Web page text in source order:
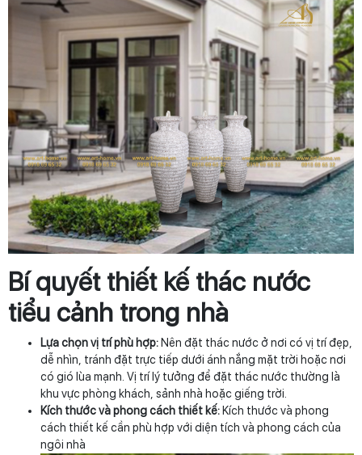
Bí quyết thiết kế thác nước
tiểu cảnh trong nhà
Lựa chọn vị trí phù hợp: Nên đặt thác nước ở nơi có vị trí đẹp,
dễ nhìn, tránh đặt trực tiếp dưới ánh nắng mặt trời hoặc nơi
có gió lùa mạnh. Vị trí lý tưởng để đặt thác nước thường là
khu vực phòng khách, sảnh nhà hoặc giếng trời.
Kích thước và phong cách thiết kế: Kích thước và phong
cách thiết kế cần phù hợp với diện tích và phong cách của
ngôi nhà